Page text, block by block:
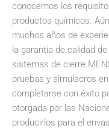
conocemos los
productos químicos.
muchos años de
la garantía de calidad
sistemas de cierre
pruebas y simulacros
completarse con éxito
otorgada por las
producirlos para el